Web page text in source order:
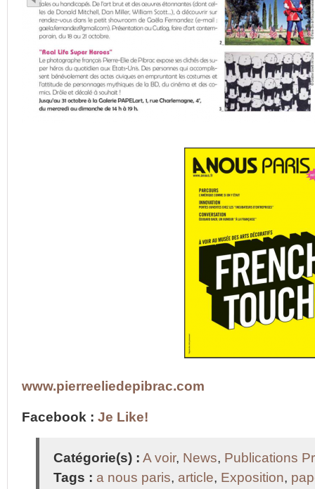
www.pierreeliedepibrac.com
Facebook : Je Like!
Catégorie(s) : A voir, News, Publications
Tags : a nous paris, article, Exposition,